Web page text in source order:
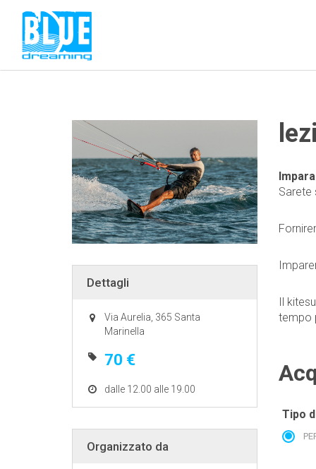
Dettagli
Via Aurelia, 365 Santa
Marinella
70 €
dalle 12.00 alle 19.00
Organizzato da
Sarete
Il
tempo
Tipo